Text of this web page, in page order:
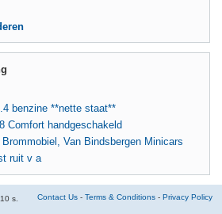
benzine **nette staat**
Comfort handgeschakeld
Van Bindsbergen Minicars
ruit v a
s. Contact Us - Terms & Conditions - Privacy Policy